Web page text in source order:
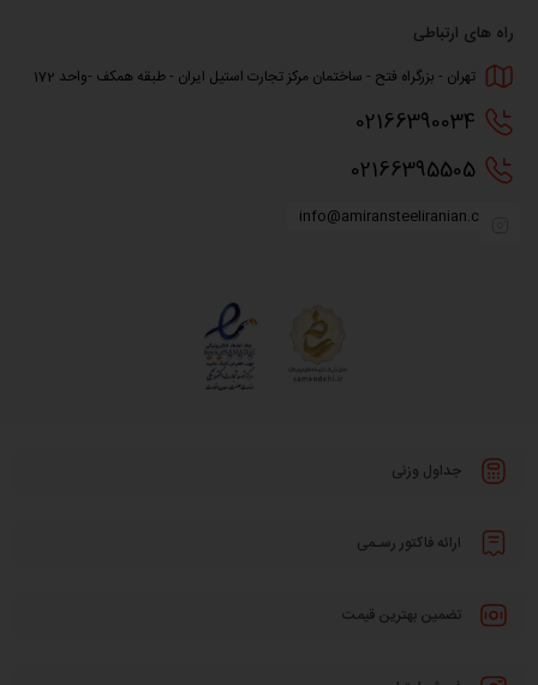
راه های ارتباطی
تهران - بزرگراه فتح - ساختمان مرکز تجارت استیل ایران - طبقه همکف -واحد 172
02166390034
02166395505
info@amiransteeliranian.com
جداول وزنی
ارائه فاکتور رسـمی
تضمین بهترین قیمت